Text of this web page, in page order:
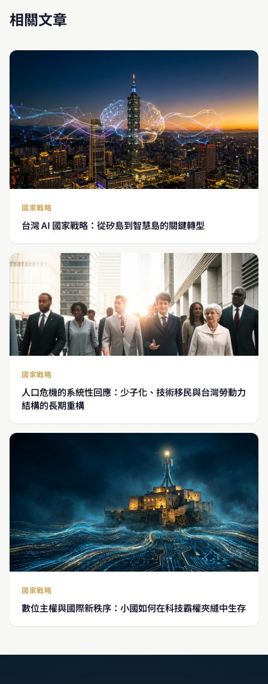
相關文章
國家戰略
台灣 AI 國家戰略：從矽島到智慧島的關鍵轉型
國家戰略
人口危機的系統性回應：少子化、技術移民與台灣勞動力
結構的長期重構
國家戰略
數位主權與國際新秩序：小國如何在科技霸權夾縫中生存